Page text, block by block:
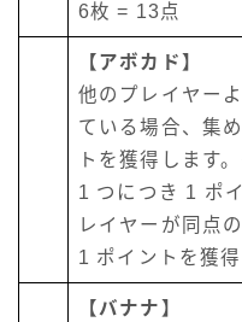
6枚 = 13点
【アボカド】
他のプレイヤー
ている場合、集
トを獲得します
1 つにつき 1 ポ
レイヤーが同点
1 ポイントを獲得
【バナナ】